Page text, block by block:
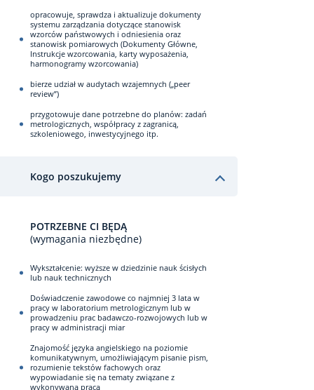
opracowuje, sprawdza i aktualizuje dokumenty
systemu zarządzania dotyczące stanowisk
wzorców państwowych i odniesienia oraz
stanowisk pomiarowych (Dokumenty Główne,
Instrukcje wzorcowania, karty wyposażenia,
harmonogramy wzorcowania)
bierze udział w audytach wzajemnych („peer
review”)
przygotowuje dane potrzebne do planów: zadań
metrologicznych, współpracy z zagranicą,
szkoleniowego, inwestycyjnego itp.
Kogo poszukujemy
POTRZEBNE CI BĘDĄ
(wymagania niezbędne)
Wykształcenie: wyższe w dziedzinie nauk ścisłych
lub nauk technicznych
Doświadczenie zawodowe co najmniej 3 lata w
pracy w laboratorium metrologicznym lub w
prowadzeniu prac badawczo-rozwojowych lub w
pracy w administracji miar
Znajomość języka angielskiego na poziomie
komunikatywnym, umożliwiającym pisanie pism,
rozumienie tekstów fachowych oraz
wypowiadanie się na tematy związane z
wykonywaną pracą